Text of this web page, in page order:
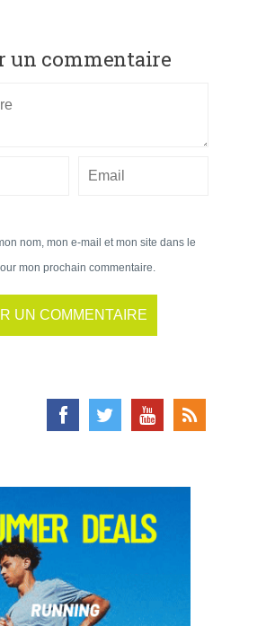
un commentaire
nom, mon e-mail et mon site dans le
mon prochain commentaire.